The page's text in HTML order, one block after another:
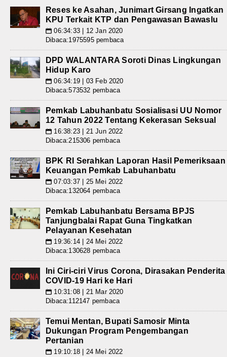
Reses ke Asahan, Junimart Girsang Ingatkan
KPU Terkait KTP dan Pengawasan Bawaslu
📅 06:34:33 | 12 Jan 2020
Dibaca:1975595 pembaca
DPD WALANTARA Soroti Dinas Lingkungan
Hidup Karo
📅 06:34:19 | 03 Feb 2020
Dibaca:573532 pembaca
Pemkab Labuhanbatu Sosialisasi UU Nomor
12 Tahun 2022 Tentang Kekerasan Seksual
📅 16:38:23 | 21 Jun 2022
Dibaca:215306 pembaca
BPK RI Serahkan Laporan Hasil Pemeriksaan
Keuangan Pemkab Labuhanbatu
📅 07:03:37 | 25 Mei 2022
Dibaca:132064 pembaca
Pemkab Labuhanbatu Bersama BPJS
Tanjungbalai Rapat Guna Tingkatkan
Pelayanan Kesehatan
📅 19:36:14 | 24 Mei 2022
Dibaca:130628 pembaca
Ini Ciri-ciri Virus Corona, Dirasakan Penderita
COVID-19 Hari ke Hari
📅 10:31:08 | 21 Mar 2020
Dibaca:112147 pembaca
Temui Mentan, Bupati Samosir Minta
Dukungan Program Pengembangan
Pertanian
📅 19:10:18 | 24 Mei 2022